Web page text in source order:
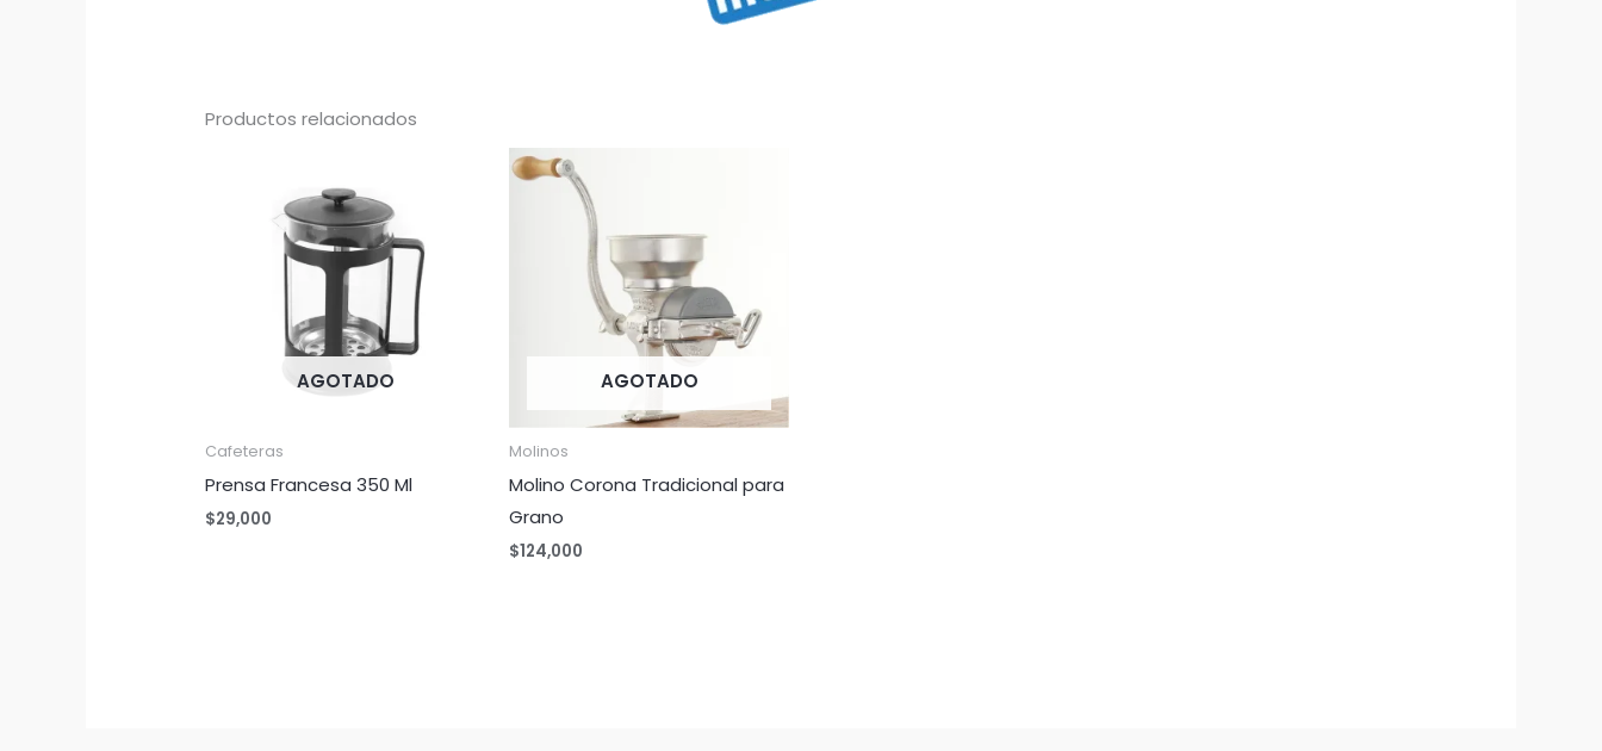
Productos relacionados
AGOTADO
Cafeteras
Prensa Francesa 350 Ml
$29,000
AGOTADO
Molinos
Molino Corona Tradicional para
Grano
$124,000